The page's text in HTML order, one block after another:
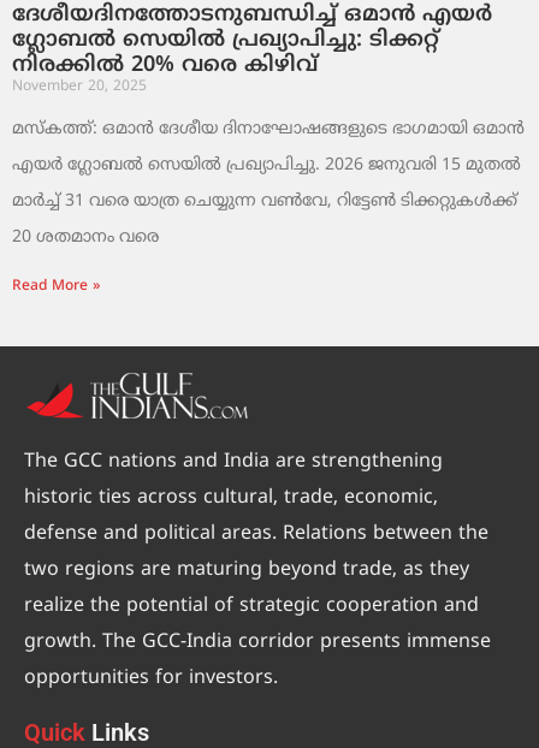
ദേശീയദിനത്തോടനുബന്ധിച്ച് ഒമാൻ എയർ
ഗ്ലോബൽ സെയിൽ പ്രഖ്യാപിച്ചു: ടിക്കറ്റ്
നിരക്കിൽ 20% വരെ കിഴിവ്
November 20, 2025
മസ്‌കത്ത്: ഒമാൻ ദേശീയ ദിനാഘോഷങ്ങളുടെ ഭാഗമായി ഒമാൻ
എയർ ഗ്ലോബൽ സെയിൽ പ്രഖ്യാപിച്ചു. 2026 ജനുവരി 15 മുതൽ
മാർച്ച് 31 വരെ യാത്ര ചെയ്യുന്ന വൺവേ, റിട്ടേൺ ടിക്കറ്റുകൾക്ക്
20 ശതമാനം വരെ
Read More »
The GCC nations and India are strengthening
historic ties across cultural, trade, economic,
defense and political areas. Relations between the
two regions are maturing beyond trade, as they
realize the potential of strategic cooperation and
growth. The GCC-India corridor presents immense
opportunities for investors.
Quick Links